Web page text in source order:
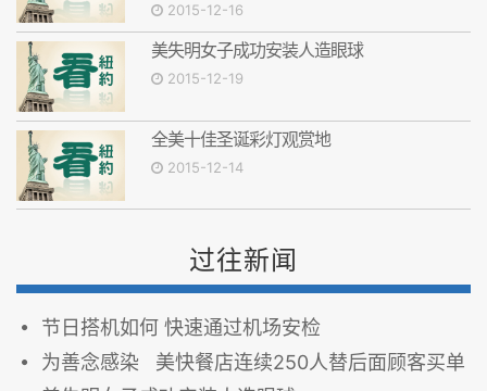
2015-12-16
美失明女子成功安装人造眼球
2015-12-19
全美十佳圣诞彩灯观赏地
2015-12-14
过往新闻
节日搭机如何 快速通过机场安检
为善念感染 美快餐店连续250人替后面顾客买单